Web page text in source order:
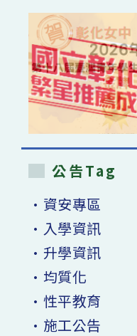
公告Tag
•資安專區
•入學資訊
•升學資訊
•均質化
•性平教育
•施工公告